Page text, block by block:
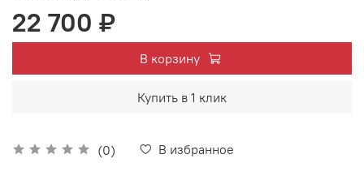
(0) В избранное
22 700 ₽
В корзину
Купить в 1 клик